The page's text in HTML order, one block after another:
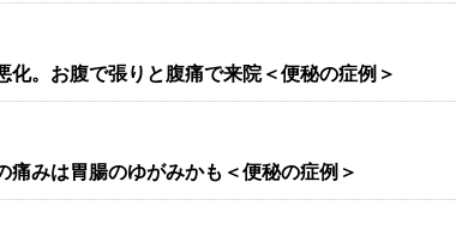
化。お腹で張りと腹痛で来院＜便秘の症例＞
痛みは胃腸のゆがみかも＜便秘の症例＞